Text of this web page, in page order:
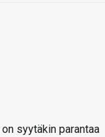
syytäkin parantaa